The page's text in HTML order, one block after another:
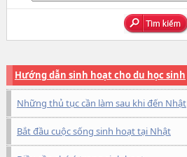
Hướng dẫn sinh hoạt cho du học sinh
Những thủ tục cần làm sau khi đến Nhật
Bắt đầu cuộc sống sinh hoạt tại Nhật